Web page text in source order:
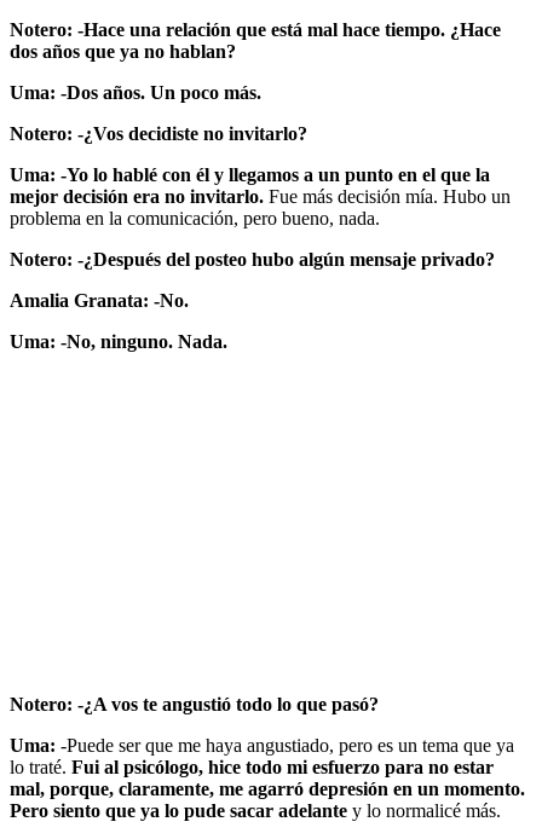
Notero: -Hace una relación que está mal hace tiempo. ¿Hace
dos años que ya no hablan?
Uma: -Dos años. Un poco más.
Notero: -¿Vos decidiste no invitarlo?
Uma: -Yo lo hablé con él y llegamos a un punto en el que la
mejor decisión era no invitarlo. Fue más decisión mía. Hubo un
problema en la comunicación, pero bueno, nada.
Notero: -¿Después del posteo hubo algún mensaje privado?
Amalia Granata: -No.
Uma: -No, ninguno. Nada.
Notero: -¿A vos te angustió todo lo que pasó?
Uma: -Puede ser que me haya angustiado, pero es un tema que ya
lo traté. Fui al psicólogo, hice todo mi esfuerzo para no estar
mal, porque, claramente, me agarró depresión en un momento.
Pero siento que ya lo pude sacar adelante y lo normalicé más.